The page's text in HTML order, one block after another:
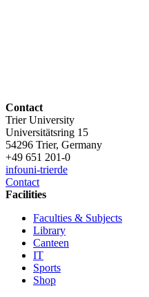
Contact
Trier University
Universitätsring 15
54296 Trier, Germany
+49 651 201-0
infouni-trierde
Contact
Facilities
Faculties & Subjects
Library
Canteen
IT
Sports
Shop